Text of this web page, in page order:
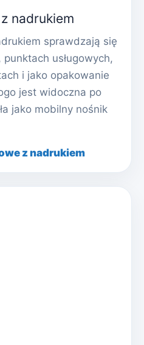
nadrukiem
sprawdzają się
usługowych,
i jako opakowanie
jest widoczna po
jako mobilny nośnik
z nadrukiem